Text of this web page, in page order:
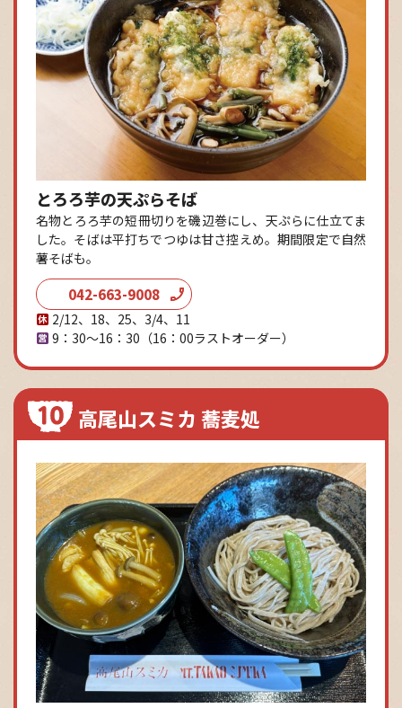
とろろ芋の天ぷらそば
名物とろろ芋の短冊切りを磯辺巻にし、天ぷらに仕立てま
した。そばは平打ちでつゆは甘さ控えめ。期間限定で自然
薯そばも。
042-663-9008
2/12、18、25、3/4、11
9：30～16：30 （16：00ラストオーダー）
高尾山スミカ 蕎麦処